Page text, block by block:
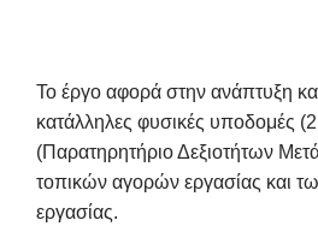
Το έργο αφορά στην ανάπτυξη
κατάλληλες φυσικές υποδομές
(Παρατηρητήριο Δεξιοτήτων
τοπικών αγορών εργασίας και
εργασίας.